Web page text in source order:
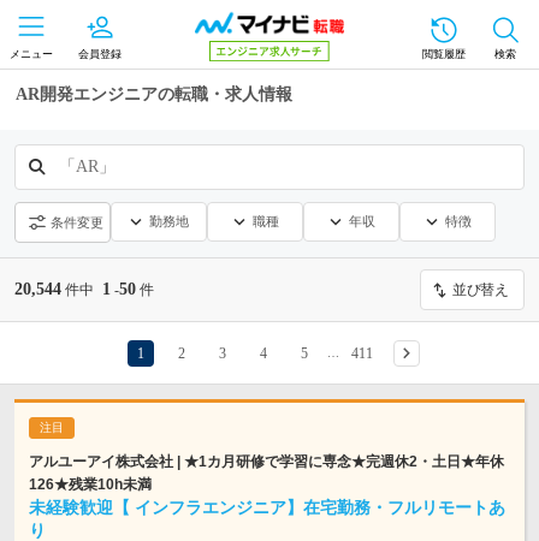
メニュー 会員登録 閲覧履歴 検索
AR開発エンジニアの転職・求人情報
「AR」
条件変更 勤務地 職種 年収 特徴
20,544 件中 1 -50 件 並び替え
1 2 3 4 5 411
アルユーアイ株式会社 | ★1カ月研修で学習に専念★完週休2・土日★年休
126★残業10h未満
未経験歓迎【 インフラエンジニア】在宅勤務・フルリモートあ
り